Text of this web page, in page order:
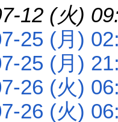
12 (火)
25 (月)
25 (月)
26 (火)
26 (火)